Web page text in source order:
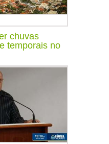
chuvas
temporais no